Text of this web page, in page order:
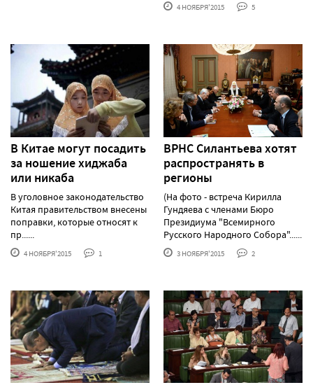
4 НОЯБРЯ'2015 5
В Китае могут посадить
за ношение хиджаба
или никаба
В уголовное законодательство
Китая правительством внесены
поправки, которые относят к
пр......
4 НОЯБРЯ'2015 1
ВРНC Силантьева хотят
распространять в
регионы
(На фото - встреча Кирилла
Гундяева с членами Бюро
Президиума "Всемирного
Русского Народного Собора"......
3 НОЯБРЯ'2015 2